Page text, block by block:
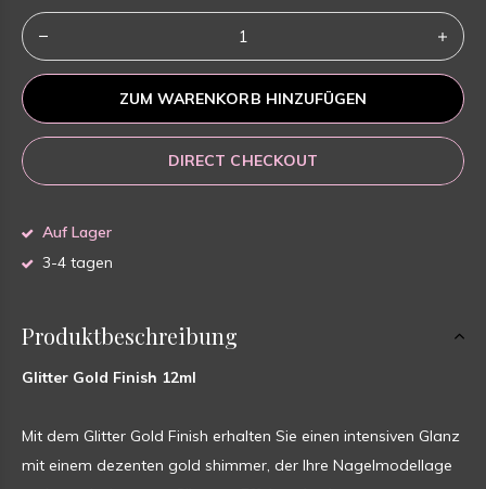
ZUM WARENKORB HINZUFÜGEN
DIRECT CHECKOUT
Auf Lager
3-4 tagen
Produktbeschreibung
Glitter Gold Finish 12ml
Mit dem Glitter Gold Finish erhalten Sie einen intensiven Glanz
mit einem dezenten gold shimmer, der Ihre Nagelmodellage